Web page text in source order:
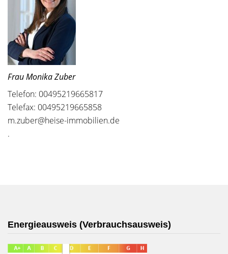
Frau Monika Zuber
Telefon: 00495219665817
Telefax: 00495219665858
m.zuber@heise-immobilien.de
.
Energieausweis (Verbrauchsausweis)